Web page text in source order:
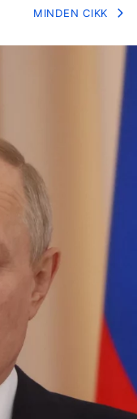
MINDEN CIKK